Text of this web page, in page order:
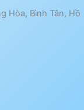
Hòa, Bình Tân, Hồ